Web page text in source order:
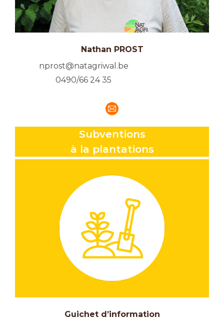
Nathan PROST
nprost@natagriwal.be
0490/66 24 35
E-
mail
Subventions
à la plantations
Guichet d’information